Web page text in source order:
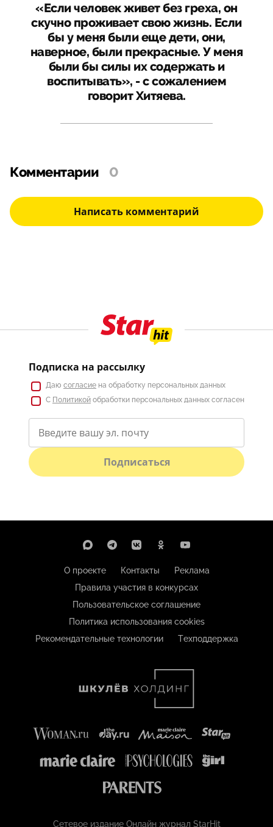
«Если человек живет без греха, он
скучно проживает свою жизнь. Если
бы у меня были еще дети, они,
наверное, были прекрасные. У меня
были бы силы их содержать и
воспитывать», - с сожалением
говорит Хитяева.
Комментарии 0
Написать комментарий
Подписка на рассылку
Даю согласие на обработку персональных данных
С Политикой обработки персональных данных согласен
Подписаться
О проекте Контакты
Реклама
Правила участия в конкурсах
Пользовательское соглашение
Политика использования cookies
Рекомендательные технологии
Техподдержка
Сетевое издание Онлайн журнал StarHit